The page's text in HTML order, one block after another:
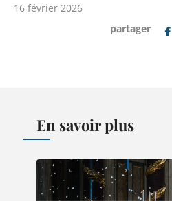
16 février 2026
partager
En savoir plus